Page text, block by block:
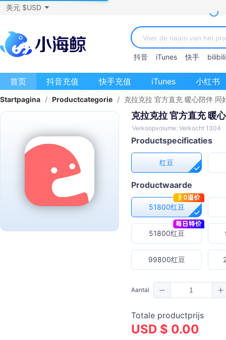
美元 $USD
抖音 iTunes 快手 bilibili
首页 抖音充值 快手充值 iTunes 小红书
Startpagina / Productcategorie / 克拉克拉 官方直充 暖心陪伴 同
克拉克拉 官方直充 暖
Verkoopvolume: Verkocht 1304
Productspecificaties
红豆
Productwaarde
51800红豆
51800红豆
99800红豆
Aantal
Totale productprijs
USD $ 0.00